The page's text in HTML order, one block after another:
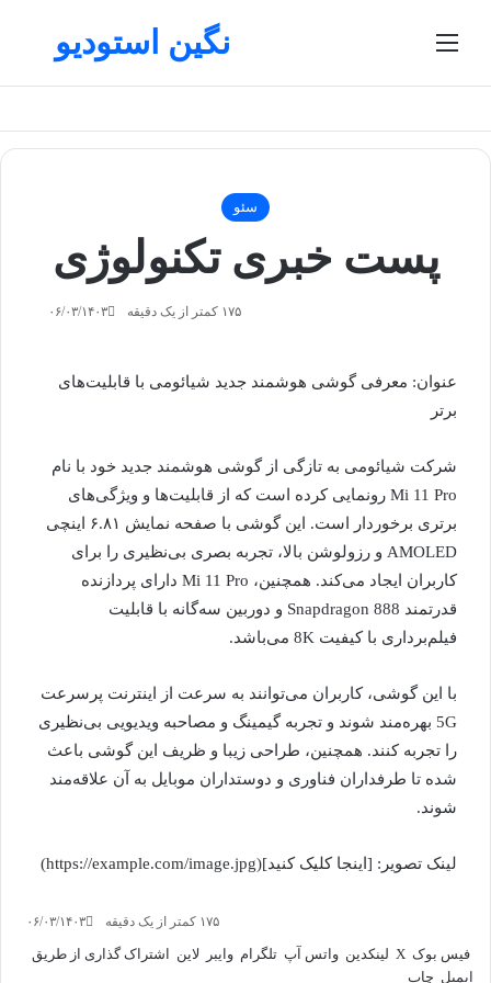
منو نگین استودیو
سئو
پست خبری تکنولوژی
۰۶/۰۳/۱۴۰۳ کمتر از یک دقیقه
عنوان: معرفی گوشی هوشمند جدید شیائومی با قابلیت‌های
برتر
شرکت شیائومی به تازگی از گوشی هوشمند جدید خود با نام
Mi 11 Pro رونمایی کرده است که از قابلیت‌ها و ویژگی‌های
برتری برخوردار است. این گوشی با صفحه نمایش ۶.۸۱ اینچی
AMOLED و رزولوشن بالا، تجربه بصری بی‌نظیری را برای
کاربران ایجاد می‌کند. همچنین، Mi 11 Pro دارای پردازنده
قدرتمند Snapdragon 888 و دوربین سه‌گانه با قابلیت
فیلم‌برداری با کیفیت 8K می‌باشد.
با این گوشی، کاربران می‌توانند به سرعت از اینترنت پرسرعت
5G بهره‌مند شوند و تجربه گیمینگ و مصاحبه ویدیویی بی‌نظیری
را تجربه کنند. همچنین، طراحی زیبا و ظریف این گوشی باعث
شده تا طرفداران فناوری و دوستداران موبایل به آن علاقه‌مند
شوند.
لینک تصویر: [اینجا کلیک کنید](https://example.com/image.jpg)
۰۶/۰۳/۱۴۰۳ کمتر از یک دقیقه
فیس بوک X لینکدین واتس آپ تلگرام وایبر لاین
اشتراک گذاری از طریق
ایمیل چاپ